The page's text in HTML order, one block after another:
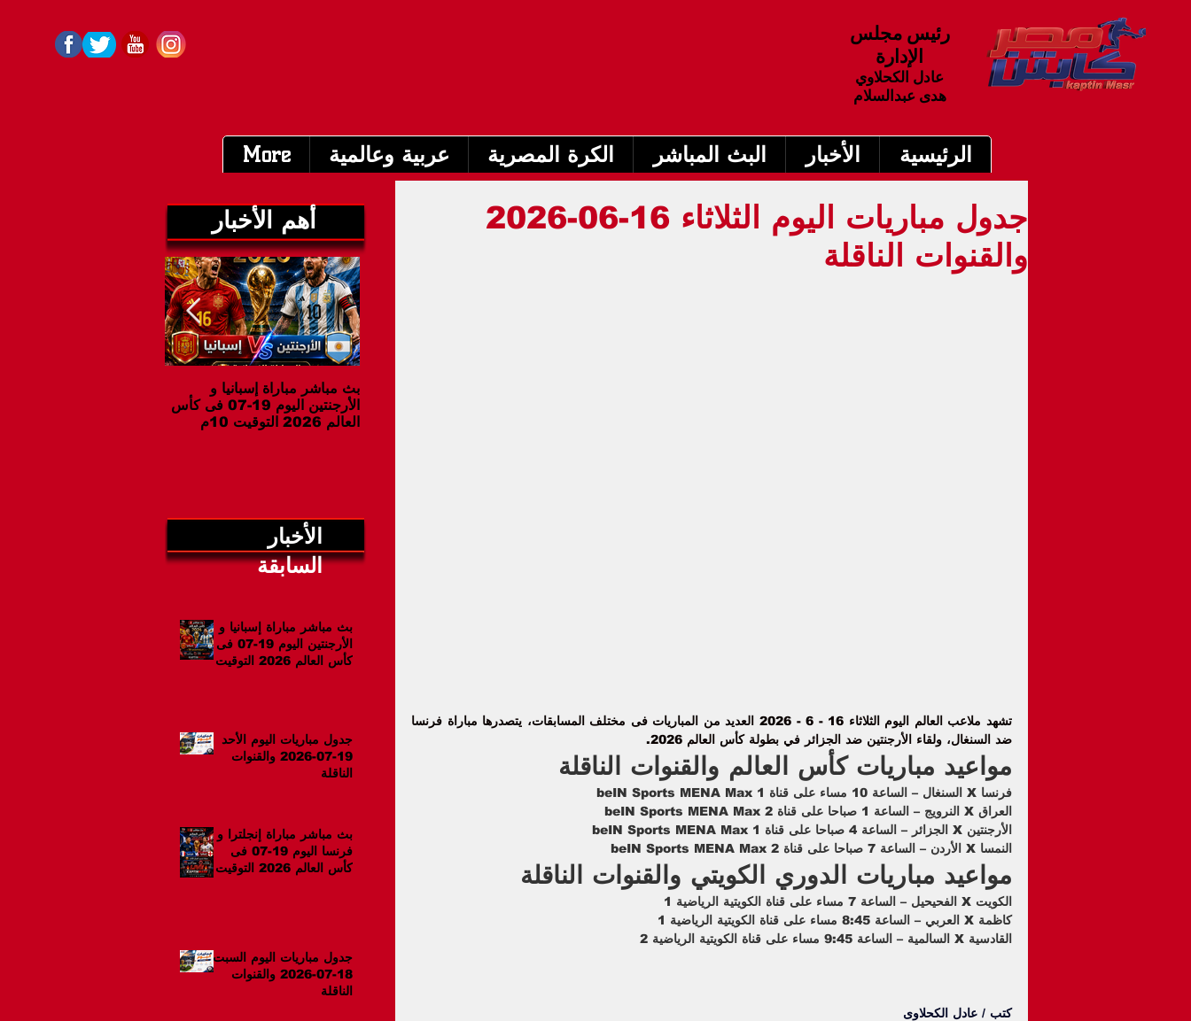
رئيس مجلس
الإدارة
عادل الكحلاوي
هدى عبدالسلام
الرئيسية الأخبار البث المباشر الكرة المصرية عربية وعالمية More
أهم الأخبار
بث مباشر مباراة إسبانيا و
الأرجنتين اليوم 19-07 فى كأس
العالم 2026 التوقيت 10م
الأخبار
السابقة
بث مباشر مباراة إسبانيا و
الأرجنتين اليوم 19-07 فى
كأس العالم 2026 التوقيت
جدول مباريات اليوم الأحد
19-07-2026 والقنوات
الناقلة
بث مباشر مباراة إنجلترا و
فرنسا اليوم 19-07 فى
كأس العالم 2026 التوقيت
جدول مباريات اليوم السبت
18-07-2026 والقنوات
الناقلة
جدول مباريات اليوم الثلاثاء 16-06-2026
والقنوات الناقلة
تشهد ملاعب العالم اليوم الثلاثاء 16 - 6 - 2026 العديد من المباريات فى مختلف المسابقات، يتصدرها مباراة
ضد السنغال، ولقاء الأرجنتين ضد الجزائر في بطولة كأس العالم 2026.
مواعيد مباريات كأس العالم والقنوات الناقلة
فرنسا X السنغال – الساعة 10 مساء على قناة beIN Sports MENA Max 1
العراق X النرويج – الساعة 1 صباحا على قناة beIN Sports MENA Max 2
الأرجنتين X الجزائر – الساعة 4 صباحا على قناة beIN Sports MENA Max 1
النمسا X الأردن – الساعة 7 صباحا على قناة beIN Sports MENA Max 2
مواعيد مباريات الدوري الكويتي والقنوات الناقلة
الكويت X الفحيحيل – الساعة 7 مساء على قناة الكويتية الرياضية 1
كاظمة X العربي – الساعة 8:45 مساء على قناة الكويتية الرياضية 1
القادسية X السالمية – الساعة 9:45 مساء على قناة الكويتية الرياضية 2
كتب / عادل الكحلاوى